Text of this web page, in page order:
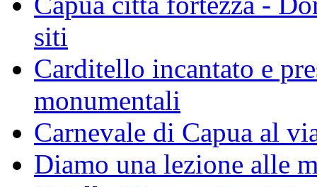
siti
Carditello incantato e
monumentali
Carnevale di Capua al
Diamo una lezione alle